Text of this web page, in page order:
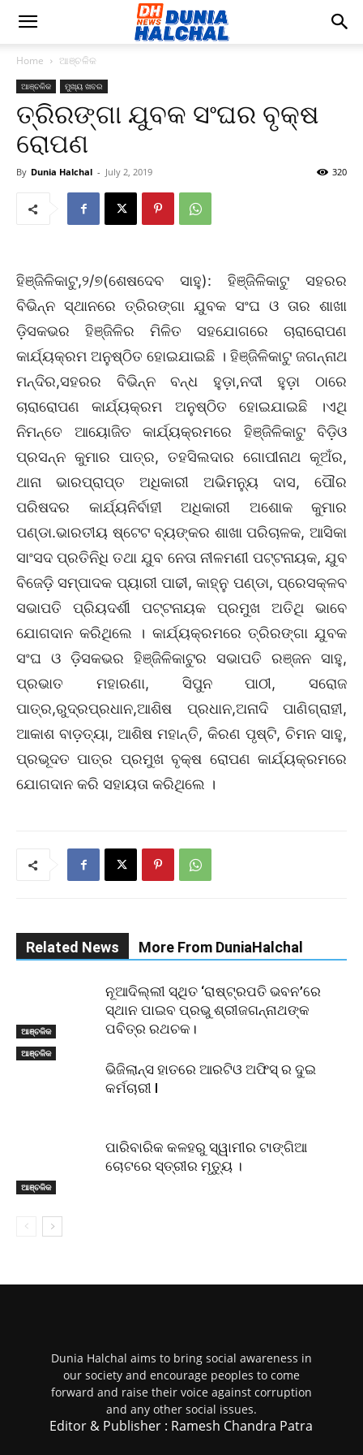
Home ଆଞ୍ଚଳିକ
ଆଞ୍ଚଳିକ ମୁଖ୍ୟ ଖବର
ତ୍ରିରଙ୍ଗା ଯୁବକ ସଂଘର ବୃକ୍ଷ
ରୋପଣ
By Dunia Halchal - July 2, 2019 320
ହିଞ୍ଜିଳିକାଟୁ,୨/୭(ଶେଷଦେବ ସାହୁ): ହିଞ୍ଜିଳିକାଟୁ ସହରର
ବିଭିନ୍ନ ସ୍ଥାନରେ ତ୍ରିରଙ୍ଗା ଯୁବକ ସଂଘ ଓ ତାର ଶାଖା
ଡ଼ିସକଭର ହିଞ୍ଜିଳିର ମିଳିତ ସହଯୋଗରେ ଚାରାରୋପଣ
କାର୍ଯ୍ୟକ୍ରମ ଅନୁଷ୍ଠିତ ହୋଇଯାଇଛି । ହିଞ୍ଜିଳିକାଟୁ ଜଗନ୍ନାଥ
ମନ୍ଦିର,ସହରର ବିଭିନ୍ନ ବନ୍ଧ ହୁଡ଼ା,ନଦୀ ହୁଡ଼ା ଠାରେ
ଚାରାରୋପଣ କାର୍ଯ୍ୟକ୍ରମ ଅନୁଷ୍ଠିତ ହୋଇଯାଇଛି ।ଏଥି
ନିମନ୍ତେ ଆୟୋଜିତ କାର୍ଯ୍ୟକ୍ରମରେ ହିଞ୍ଜିଳିକାଟୁ ବିଡ଼ିଓ
ପ୍ରସନ୍ନ କୁମାର ପାତ୍ର, ତହସିଲଦାର ଗୋପୀନାଥ କୂଅଁର,
ଥାନା ଭାରପ୍ରାପ୍ତ ଅଧିକାରୀ ଅଭିମନୁ୍ୟ ଦାସ, ପୌର
ପରିଷଦର କାର୍ଯ୍ୟନିର୍ବାହୀ ଅଧିକାରୀ ଅଶୋକ କୁମାର
ପଣ୍ଡା.ଭାରତୀୟ ଷ୍ଟେଟ ବ୍ୟଙ୍କର ଶାଖା ପରିଚାଳକ, ଆସିକା
ସାଂସଦ ପ୍ରତିନିଧି ତଥା ଯୁବ ନେତା ନୀଳମଣୀ ପଟ୍ଟନାୟକ, ଯୁବ
ବିଜେଡ଼ି ସମ୍ପାଦକ ପ୍ୟାରୀ ପାଢୀ, କାହ୍ନୁ ପଣ୍ଡା, ପ୍ରେସକ୍ଳବ
ସଭାପତି ପ୍ରିୟଦର୍ଶୀ ପଟ୍ଟନାୟକ ପ୍ରମୁଖ ଅତିଥି ଭାବେ
ଯୋଗଦାନ କରିଥିଲେ । କାର୍ଯ୍ୟକ୍ରମରେ ତ୍ରିରଙ୍ଗା ଯୁବକ
ସଂଘ ଓ ଡ଼ିସକଭର ହିଞ୍ଜିଳିକାଟୁର ସଭାପତି ରଞ୍ଜନ ସାହୁ,
ପ୍ରଭାତ ମହାରଣା, ସିପୁନ ପାଠୀ, ସରୋଜ
ପାତ୍ର,ରୁଦ୍ରପ୍ରଧାନ,ଆଶିଷ ପ୍ରଧାନ,ଅନାଦି ପାଣିଗ୍ରାହୀ,
ଆକାଶ ବାଡ଼ତ୍ୟା, ଆଶିଷ ମହାନ୍ତି, କିରଣ ପୃଷ୍ଟି, ଚିମନ ସାହୁ,
ପ୍ରଭୂଦତ ପାତ୍ର ପ୍ରମୁଖ ବୃକ୍ଷ ରୋପଣ କାର୍ଯ୍ୟକ୍ରମରେ
ଯୋଗଦାନ କରି ସହାୟତା କରିଥିଲେ ।
Related News More From DuniaHalchal
ନୂଆଦିଲ୍ଲୀ ସ୍ଥିତ ‘ରାଷ୍ଟ୍ରପତି ଭବନ’ରେ
ସ୍ଥାନ ପାଇବ ପ୍ରଭୁ ଶ୍ରୀଜଗନ୍ନାଥଙ୍କ
ପବିତ୍ର ରଥଚକ।
ଆଞ୍ଚଳିକ
ଭିଜିଲାନ୍ସ ହାତରେ ଆରଟିଓ ଅଫିସ୍ ର ଦୁଇ
କର୍ମଚାରୀ l
ପାରିବାରିକ କଳହରୁ ସ୍ୱାମୀର ଟାଙ୍ଗିଆ
ଚୋଟରେ ସ୍ତ୍ରୀର ମୃତ୍ୟୁ ।
Dunia Halchal aims to bring social awareness in
our society and encourage peoples to come
forward and raise their voice against corruption
and any other social issues.
Editor & Publisher : Ramesh Chandra Patra